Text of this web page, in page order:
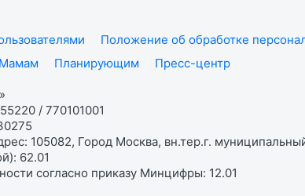
Положение об обработке
Мамам Планирующим Пресс-центр
/ 770101001
105082, Город Москва, вн.тер.г.
62.01
согласно приказу Минцифры: 12.01